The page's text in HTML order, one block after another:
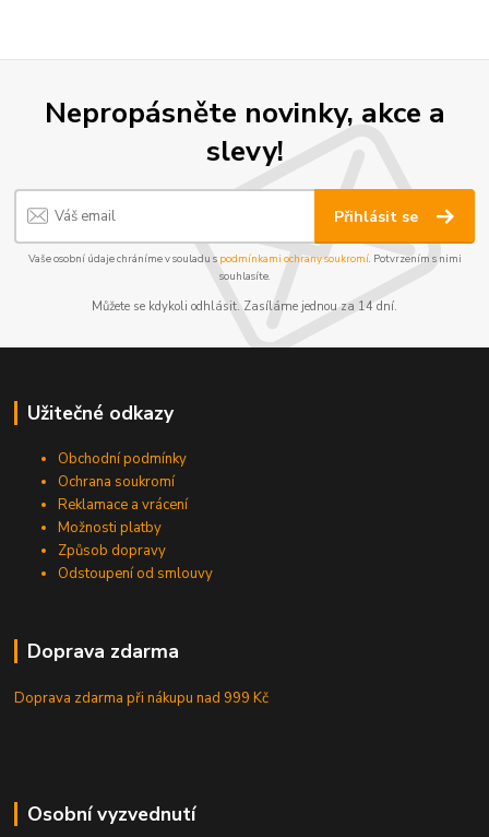
Nepropásněte novinky, akce a
slevy!
Přihlásit se
Vaše osobní údaje chráníme v souladu s podmínkami ochrany soukromí. Potvrzením s nimi
souhlasíte.
Můžete se kdykoli odhlásit. Zasíláme jednou za 14 dní.
Užitečné odkazy
Obchodní podmínky
Ochrana soukromí
Reklamace a vrácení
Možnosti platby
Způsob dopravy
Odstoupení od smlouvy
Doprava zdarma
Doprava zdarma při nákupunad 999 Kč
Osobní vyzvednutí